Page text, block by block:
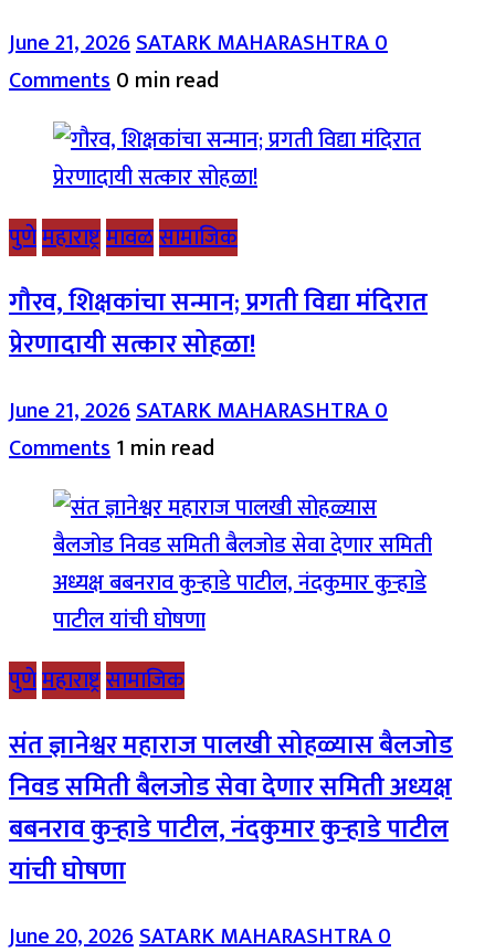
June 21, 2026SATARK MAHARASHTRA0
Comments0 min read
पुणेमहाराष्ट्रमावळसामाजिक
गौरव, शिक्षकांचा सन्मान; प्रगती विद्या मंदिरात
प्रेरणादायी सत्कार सोहळा!
June 21, 2026SATARK MAHARASHTRA0
Comments1 min read
पुणेमहाराष्ट्रसामाजिक
संत ज्ञानेश्वर महाराज पालखी सोहळ्यास बैलजोड
निवड समिती बैलजोड सेवा देणार समिती अध्यक्ष
बबनराव कुऱ्हाडे पाटील, नंदकुमार कुऱ्हाडे पाटील
यांची घोषणा
June 20, 2026SATARK MAHARASHTRA0